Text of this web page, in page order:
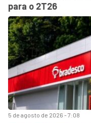
5 de agosto de 2026 - 7:08
para o 2T26